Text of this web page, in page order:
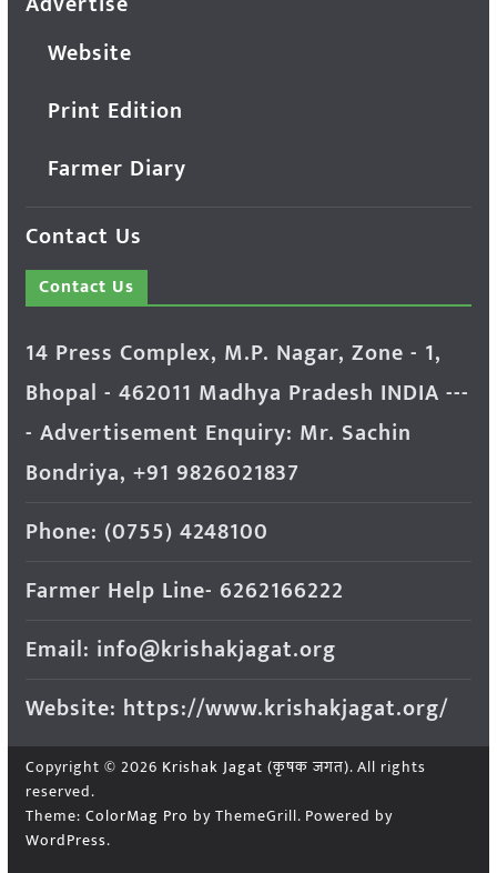
Website
Print Edition
Farmer Diary
Contact Us
Contact Us
14 Press Complex, M.P. Nagar, Zone - 1,
Bhopal - 462011 Madhya Pradesh INDIA ---
- Advertisement Enquiry: Mr. Sachin
Bondriya, +91 9826021837
Phone: (0755) 4248100
Farmer Help Line- 6262166222
Email: info@krishakjagat.org
Website: https://www.krishakjagat.org/
Copyright © 2026 Krishak Jagat (कृषक जगत). All rights
reserved.
Theme: ColorMag Pro by ThemeGrill. Powered by
WordPress.